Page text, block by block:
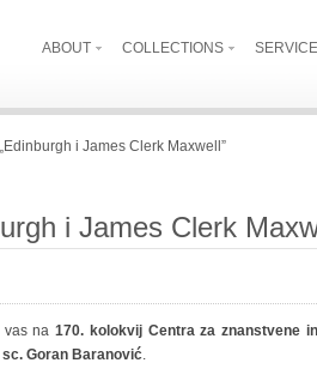
ABOUT COLLECTIONS
i James Clerk Maxwell”
i James Clerk
vas na170. kolokvij Centra za znanstvene
sc. Goran Baranović.